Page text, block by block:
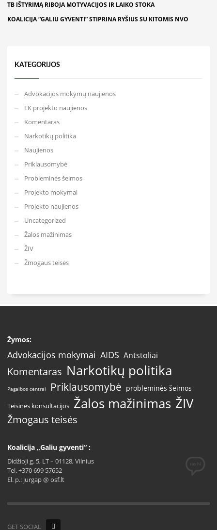
TB IŠTYRIMĄ RIBOJA MOTYVACIJOS IR LAIKO STOKA
KOALICIJA “GALIU GYVENTI” STIPRINA RYŠIUS SU KITOMIS NVO
KATEGORIJOS
Advokacijos mokymų naujienos
EK projekto naujienos
Komentaras
Narkotikų politika
Naujienos
Priklausomybė
Probleminės šeimos
Projekto mokymai
Projekto naujienos
Uncategorized
Žalos mažinimas
ŽIV
Žmogaus teisės
Žymos:
Advokacijos mokymai AIDS Antstoliai
Komentaras Narkotikų politika
Pagalbos centrai Priklausomybė probleminės šeimos
Teisinės konsultacijos Žalos mažinimas ŽIV
Žmogaus teisės
Koalicija „Galiu gyventi“ :
Didžioji g. 5, LT – 01128, Vilnius
Tel. +370 699 57652
El. p.: jurgap @ osf.lt
GET SOCIAL